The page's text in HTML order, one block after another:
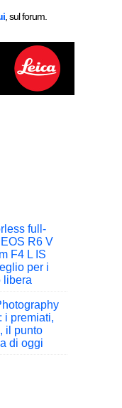
, sul forum.
full-
R6 V
F4 L IS
per i
libera
i premiati,
il punto
di oggi